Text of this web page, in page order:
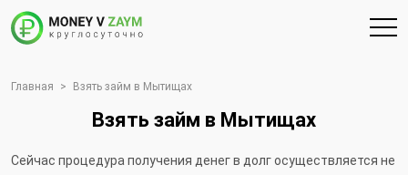
Главная > Взять займ в Мытищах
Взять займ в Мытищах
Сейчас процедура получения денег в долг осуществляется не